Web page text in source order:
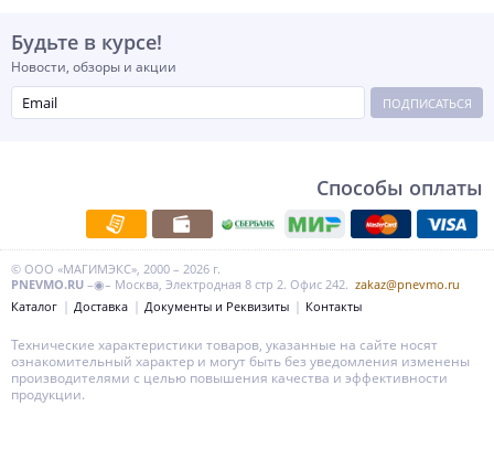
Будьте в курсе!
Новости, обзоры и акции
ПОДПИСАТЬСЯ
Способы оплаты
© ООО «МАГИМЭКС», 2000 – 2026 г.
PNEVMO.RU –◉– Москва, Электродная 8 стр 2. Офис 242. zakaz@pnevmo.ru
Каталог
Доставка Документы и Реквизиты Контакты
Технические характеристики товаров, указанные на сайте носят
ознакомительный характер и могут быть без уведомления изменены
производителями с целью повышения качества и эффективности
продукции.